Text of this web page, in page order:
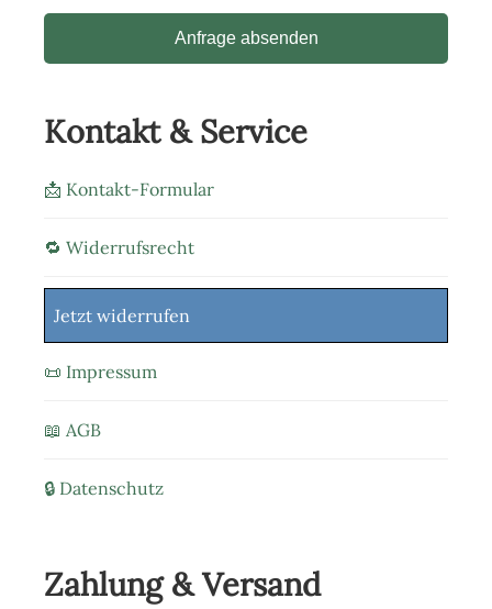
Anfrage absenden
Kontakt & Service
📩 Kontakt-Formular
🔁 Widerrufsrecht
Jetzt widerrufen
📜 Impressum
📖 AGB
🔒 Datenschutz
Zahlung & Versand